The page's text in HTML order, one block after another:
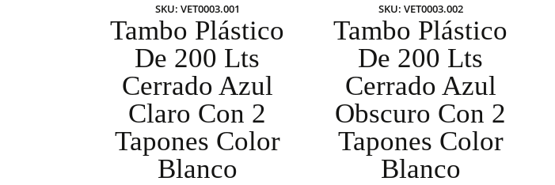
SKU: VET0003.001
Tambo Plástico
De 200 Lts
Cerrado Azul
Claro Con 2
Tapones Color
Blanco
SKU: VET0003.002
Tambo Plástico
De 200 Lts
Cerrado Azul
Obscuro Con 2
Tapones Color
Blanco